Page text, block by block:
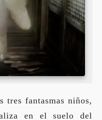
tres fantasmas niños,
en el suelo del